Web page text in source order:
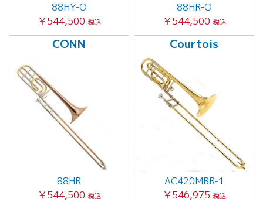
88HY-O
￥544,500 税込
88HR-O
￥544,500 税込
CONN
88HR
￥544,500 税込
Courtois
AC420MBR-1
￥546,975 税込